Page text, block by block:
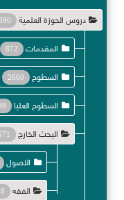
دروس الحوزة العلمية
المقدمات 872
السطوح 2660
السطوح العليا
البحث الخارج
الاصول
الفقه